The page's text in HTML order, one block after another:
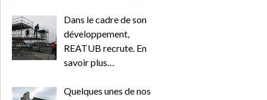
Dans le cadre de son
développement,
REATUB recrute. En
savoir plus…
Quelques unes de nos